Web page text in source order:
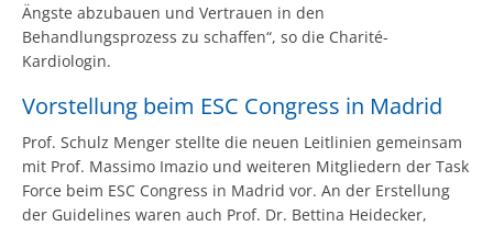
Ängste abzubauen und Vertrauen in den
Behandlungsprozess zu schaffen“, so die Charité-
Kardiologin.
Vorstellung beim ESC Congress in Madrid
Prof. Schulz Menger stellte die neuen Leitlinien gemeinsam
mit Prof. Massimo Imazio und weiteren Mitgliedern der Task
Force beim ESC Congress in Madrid vor. An der Erstellung
der Guidelines waren auch Prof. Dr. Bettina Heidecker,